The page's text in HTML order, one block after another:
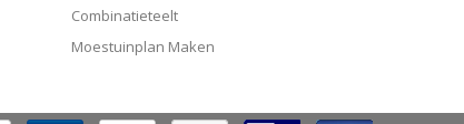
Combinatieteelt
Moestuinplan Maken